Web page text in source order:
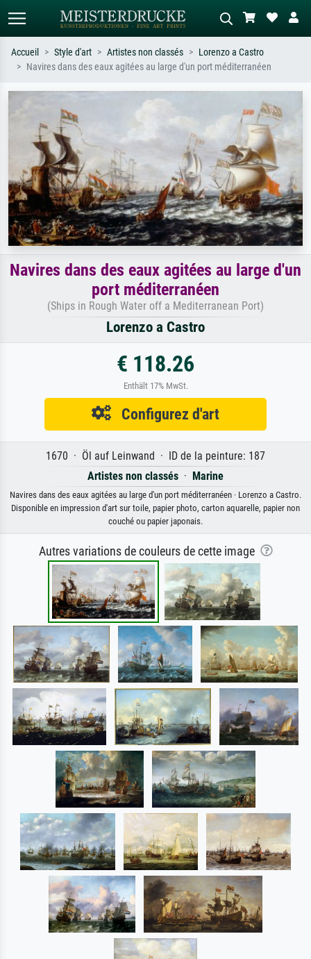
Recherchez par artiste, titre ou style –
ex. Monet, Nuit étoilée,
impressionnisme, vague de Hokusai,
nu.
Décrivez la scène – ex. prairie verte,
abstrait avec beaucoup de rouge,
tableau sombre, nu debout près d'un
arbre.
Accueil Style d'art Artistes non classés
Lorenzo a Castro
Navires dans des eaux agitées au large d'un port méditerranéen
Navires dans des eaux agitées au large d'un
port méditerranéen
(Ships in Rough Water off a Mediterranean Port)
Lorenzo a Castro
€ 118.26
Enthält 17% MwSt.
Configurez d'art
1670 · Öl auf Leinwand · ID de la peinture: 187
Artistes non classés · Marine
Navires dans des eaux agitées au large d'un port méditerranéen · Lorenzo a Castro.
Disponible en impression d'art sur toile, papier photo, carton aquarelle, papier non
couché ou papier japonais.
Autres variations de couleurs de cette image